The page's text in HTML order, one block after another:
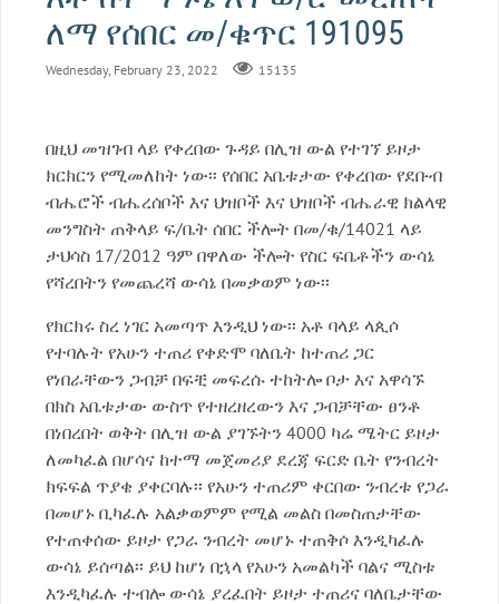
ለማ የሰበር መ/ቁጥር 191095
Wednesday, February 23, 2022 15135
በዚህ መዝገብ ላይ የቀረበው ጉዳይ በሊዝ ውል የተገኘ ይዞታ
ክርክርን የሚመለከት ነው፡፡ የሰበር አቤቱታው የቀረበው የደቡብ
ብሔሮች ብሔረሰቦች እና ህዝቦች እና ህዝቦች ብሔራዊ ክልላዊ
መንግስት ጠቅላይ ፍ/ቤት ሰበር ችሎት በመ/ቁ/14021 ላይ
ታህሳስ 17/2012 ዓም በዋለው ችሎት የስር ፍቤቶችን ውሳኔ
የሻረበትን የመጨረሻ ውሳኔ በመቃወም ነው፡፡
የክርክሩ ስረ ነገር አመጣጥ እንዲህ ነው፡፡ አቶ ባላይ ላጲሶ
የተባሉት የአሁን ተጠሪ የቀድሞ ባለቤት ከተጠሪ ጋር
የነበራቸውን ጋብቻ በፍቺ መፍረሱ ተከትሎ ቦታ እና አዋሳኙ
በክስ አቤቱታው ውስጥ የተዘረዘረውን እና ጋብቻቸው ፀንቶ
በነበረበት ወቅት በሊዝ ውል ያገኙትን 4000 ካሬ ሜትር ይዞታ
ለመካፈል በሆሳና ከተማ መጀመሪያ ደረጃ ፍርድ ቤት የንብረት
ክፍፍል ጥያቄ ያቀርባሉ፡፡ የአሁን ተጠሪም ቀርበው ንብረቱ የጋራ
በመሆኑ ቢካፈሉ አልቃወምም የሚል መልስ በመስጠታቸው
የተጠቀሰው ይዞታ የጋራ ንብረት መሆኑ ተጠቅሶ እንዲካፈሉ
ውሳኔ ይሰጣል፡፡ ይህ ከሆነ በኋላ የአሁን አመልካች ባልና ሚስቱ
እንዲካፈሉ ተብሎ ውሳኔ ያረፈበት ይዞታ ተጠሪና ባለቤታቸው